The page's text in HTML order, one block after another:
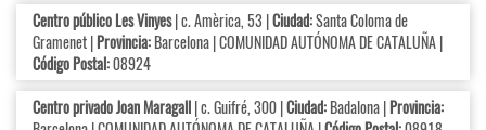
Centro público Les Vinyes| c. Amèrica, 53 |Ciudad:Santa Coloma de
Gramenet |Provincia:Barcelona | COMUNIDAD AUTÓNOMA DE CATALUÑA |
Código Postal:08924
Centro privado Joan Maragall| c. Guifré, 300 |Ciudad:Badalona |Provincia: